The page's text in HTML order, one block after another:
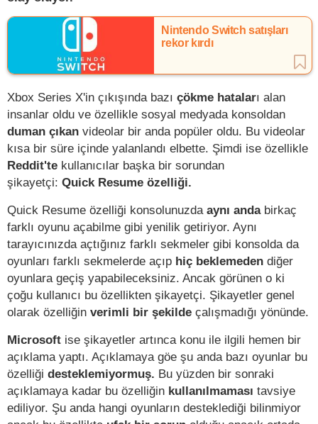
Nintendo Switch satışları
rekor kırdı
Xbox Series X'in çıkışında bazı çökme hataları alan
insanlar oldu ve özellikle sosyal medyada konsoldan
duman çıkan videolar bir anda popüler oldu. Bu videolar
kısa bir süre içinde yalanlandı elbette. Şimdi ise özellikle
Reddit'te kullanıcılar başka bir sorundan
şikayetçi: Quick Resume özelliği.
Quick Resume özelliği konsolunuzda aynı andabirkaç
farklı oyunu açabilme gibi yenilik getiriyor. Aynı
tarayıcınızda açtığınız farklı sekmeler gibi konsolda da
oyunları farklı sekmelerde açıp hiç beklemeden diğer
oyunlara geçiş yapabileceksiniz. Ancak görünen o ki
çoğu kullanıcı bu özellikten şikayetçi. Şikayetler genel
olarak özelliğin verimli bir şekilde çalışmadığı yönünde.
Microsoft ise şikayetler artınca konu ile ilgili hemen bir
açıklama yaptı. Açıklamaya göe şu anda bazı oyunlar bu
özelliği desteklemiyormuş. Bu yüzden bir sonraki
açıklamaya kadar bu özelliğin kullanılmaması tavsiye
ediliyor. Şu anda hangi oyunların desteklediği bilinmiyor